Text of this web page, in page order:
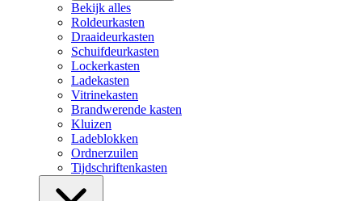
Bekijk alles
Roldeurkasten
Draaideurkasten
Schuifdeurkasten
Lockerkasten
Ladekasten
Vitrinekasten
Brandwerende kasten
Kluizen
Ladeblokken
Ordnerzuilen
Tijdschriftenkasten